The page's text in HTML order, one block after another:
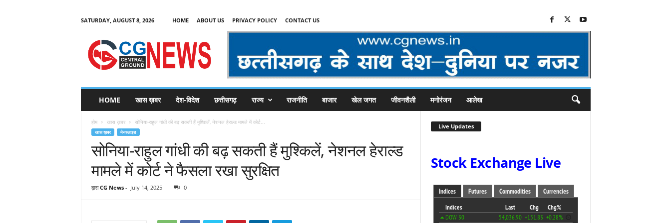
SATURDAY, AUGUST 8, 2026 HOME ABOUT US PRIVACY POLICY CONTACT US
C
HOME खास ख़बर देश-विदेश छत्तीसगढ़ राज्य राजनीति बाजार खेल जगत जीवनशैली मनोरंजन आलेख
होम खास ख़बर सोनिया-राहुल गांधी की बढ़ सकती हैं मुश्किलें, नेशनल हेराल्ड मामले में कोर्ट...
खास ख़बर मेनस्लाइड
सोनिया-राहुल गांधी की बढ़ सकती हैं मुश्किलें, नेशनल हेराल्ड
मामले में कोर्ट ने फैसला रखा सुरक्षित
द्वारा CG News- July 14, 2025 0
Live Updates
Stock Exchange Live